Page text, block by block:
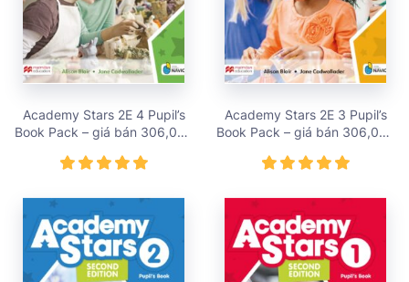
Academy Stars 2E 4 Pupil’s
Book Pack – giá bán 306,000
Academy Stars 2E 3 Pupil’s
Book Pack – giá bán 306,000